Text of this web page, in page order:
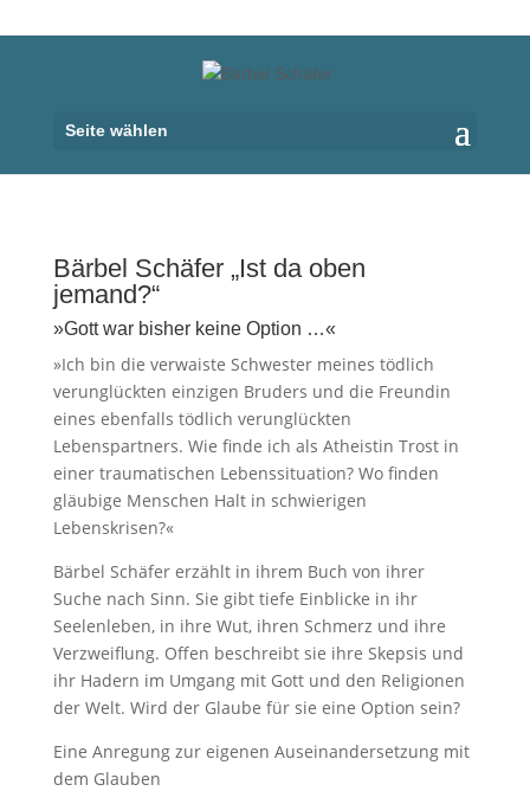
Seite wählen
Bärbel Schäfer „Ist da oben
jemand?“
»Gott war bisher keine Option …«
»Ich bin die verwaiste Schwester meines tödlich
verunglückten einzigen Bruders und die Freundin
eines ebenfalls tödlich verunglückten
Lebenspartners. Wie finde ich als Atheistin Trost in
einer traumatischen Lebenssituation? Wo finden
gläubige Menschen Halt in schwierigen
Lebenskrisen?«
Bärbel Schäfer erzählt in ihrem Buch von ihrer
Suche nach Sinn. Sie gibt tiefe Einblicke in ihr
Seelenleben, in ihre Wut, ihren Schmerz und ihre
Verzweiflung. Offen beschreibt sie ihre Skepsis und
ihr Hadern im Umgang mit Gott und den Religionen
der Welt. Wird der Glaube für sie eine Option sein?
Eine Anregung zur eigenen Auseinandersetzung mit
dem Glauben